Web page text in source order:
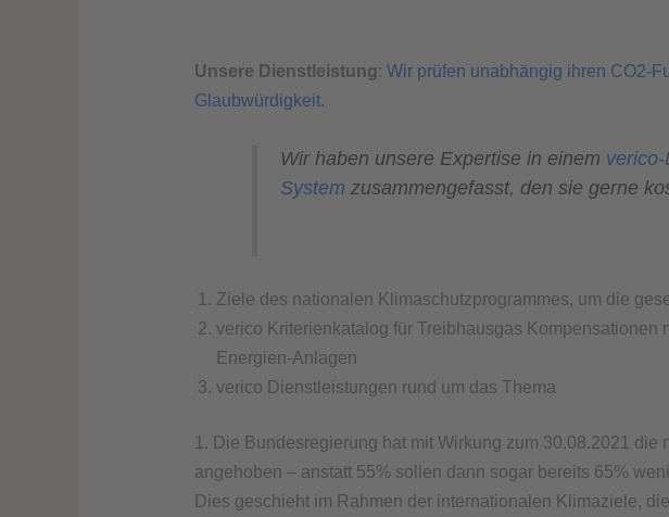
Unsere Dienstleistung: Wir prüfen unabhängig ihren CO2-
Glaubwürdigkeit.
Wir haben unsere Expertise in einem
System zusammengefasst, den sie gerne
Ziele des nationalen Klimaschutzprogrammes, um die
verico Kriterienkatalog für Treibhausgas
Energien-Anlagen
verico Dienstleistungen rund um das Thema
1. Die Bundesregierung hat mit Wirkung zum 30.08.2021
angehoben – anstatt 55% sollen dann sogar bereits 65%
Dies geschieht im Rahmen der internationalen Klimaziele,